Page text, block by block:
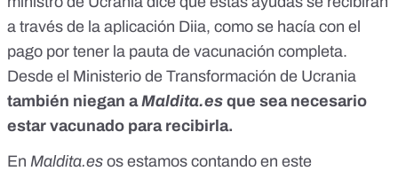
a través de la aplicación Diia, como se hacía con el
pago por tener la pauta de vacunación completa.
Desde el Ministerio de Transformación de Ucrania
también niegan aMaldita.es que sea necesario
estar vacunado para recibirla.
En Maldita.es os estamos contando en este